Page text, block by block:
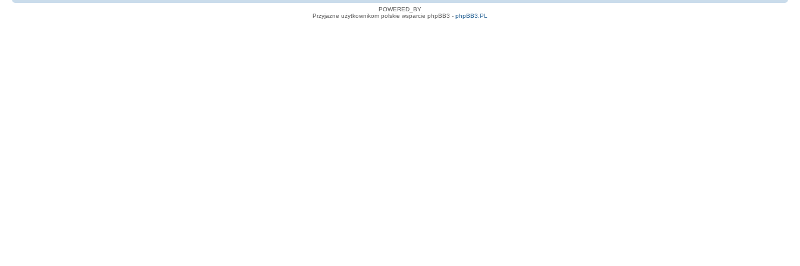
POWERED_BY
Przyjazne użytkownikom polskie wsparcie phpBB3 - phpBB3.PL